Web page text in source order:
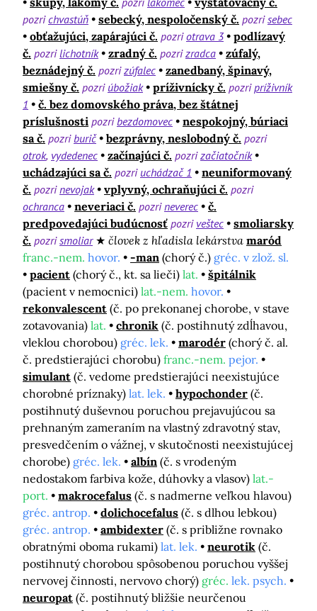
pozrichvastúň sebecký, nespoločenský č. pozrisebec
obťažujúci, zapárajúci č. pozriotrava 3
podlízavý
č. pozrilichotník zradný č. pozrizradca
zúfalý,
beznádejný č. pozrizúfalec
zanedbaný, špinavý,
smiešny č. pozri úbožiak príživnícky č. pozripríživník
1
č. bez domovského práva, bez štátnej
príslušnosti pozribezdomovec
nespokojný, búriaci
sa č. pozriburič bezprávny, neslobodný č. pozri
otrok vydedenec začínajúci č. pozrizačiatočník
uchádzajúci sa č. pozri uchádzač 1
neuniformovaný
č. pozrinevojak vplyvný, ochraňujúci č. pozri
ochranca
neveriaci č. pozrineverec
č.
predpovedajúci budúcnosť pozri veštec
smoliarsky
č. pozrismoliar človek z hľadisla lekárstva maród
franc.-nem. hovor. -man (chorý č.) gréc. v zlož. sl.
pacient (chorý č., kt. sa lieči) lat.
špitálnik
(pacient v nemocnici) lat.-nem. hovor.
rekonvalescent (č. po prekonanej chorobe, v stave
zotavovania) lat. chronik (č. postihnutý zdĺhavou,
vleklou chorobou) gréc. lek. marodér (chorý č. al.
č. predstierajúci chorobu) franc.-nem. pejor.
simulant (č. vedome predstierajúci neexistujúce
chorobné príznaky) lat. lek. hypochonder (č.
postihnutý duševnou poruchou prejavujúcou sa
prehnaným zameraním na vlastný zdravotný stav,
presvedčením o vážnej, v skutočnosti neexistujúcej
chorobe) gréc. lek. albín (č. s vrodeným
nedostakom farbiva kože, dúhovky a vlasov) lat.-
port.
makrocefalus (č. s nadmerne veľkou hlavou)
gréc. antrop.
dolichocefalus (č. s dlhou lebkou)
gréc. antrop.
ambidexter (č. s približne rovnako
obratnými oboma rukami) lat. lek. neurotik (č.
postihnutý chorobou spôsobenou poruchou vyššej
nervovej činnosti, nervovo chorý) gréc. lek. psych.
neuropat (č. postihnutý bližšie neurčenou